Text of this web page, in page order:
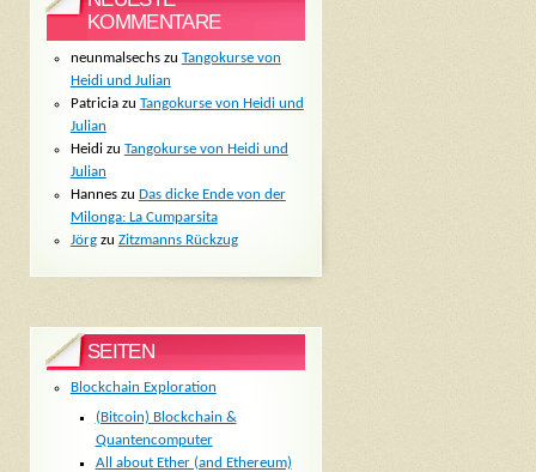
KOMMENTARE
neunmalsechszu Tangokurse von
Heidi und Julian
Patriciazu Tangokurse von Heidi und
Julian
Heidizu Tangokurse von Heidi und
Julian
Hanneszu Das dicke Ende von der
Milonga: La Cumparsita
Jörgzu Zitzmanns Rückzug
SEITEN
Blockchain Exploration
(Bitcoin) Blockchain &
Quantencomputer
All about Ether (and Ethereum)